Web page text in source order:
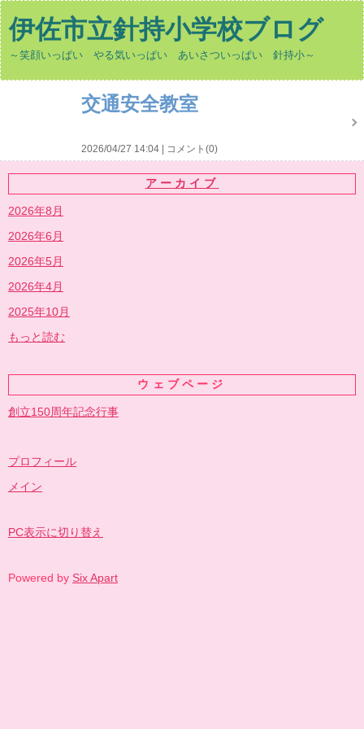
伊佐市立針持小学校ブログ
～笑顔いっぱい やる気いっぱい あいさついっぱい 針持小～
交通安全教室
2026/04/27 14:04 コメント(0)
アーカイブ
2026年8月
2026年6月
2026年5月
2026年4月
2025年10月
もっと読む
ウェブページ
創立150周年記念行事
プロフィール
メイン
PC表示に切り替え
Powered by Six Apart